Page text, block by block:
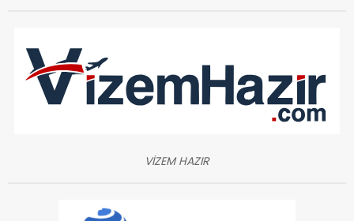
VİZEM HAZIR